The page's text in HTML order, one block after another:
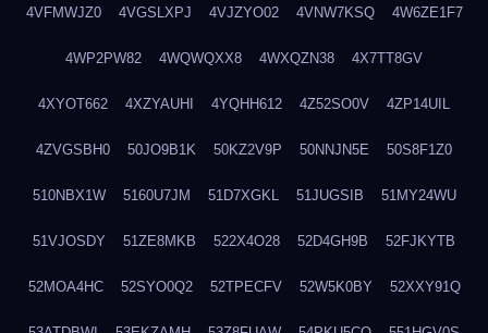
4VFMWJZ0 4VGSLXPJ 4VJZYO02 4VNW7KSQ 4W6ZE1F7
4WP2PW82 4WQWQXX8 4WXQZN38 4X7TT8GV
4XYOT662 4XZYAUHI 4YQHH612 4Z52SO0V 4ZP14UIL
4ZVGSBH0 50JO9B1K 50KZ2V9P 50NNJN5E 50S8F1Z0
510NBX1W 5160U7JM 51D7XGKL 51JUGSIB 51MY24WU
51VJOSDY 51ZE8MKB 522X4O28 52D4GH9B 52FJKYTB
52MOA4HC 52SYO0Q2 52TPECFV 52W5K0BY 52XXY91Q